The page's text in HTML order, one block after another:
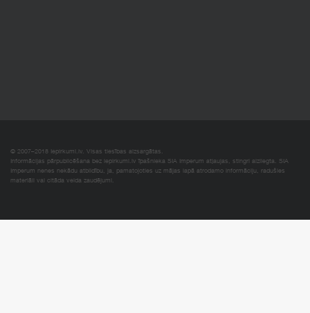
© 2007–2018 Iepirkumi.lv. Visas tiesības aizsargātas.
Informācijas pārpublicēšana bez iepirkumi.lv īpašnieka SIA Imperum atļaujas, stingri aizliegta. SIA
Imperum nenes nekādu atbildību, ja, pamatojoties uz mājas lapā atrodamo informāciju, radušies
materiāli vai citāda veida zaudējumi.